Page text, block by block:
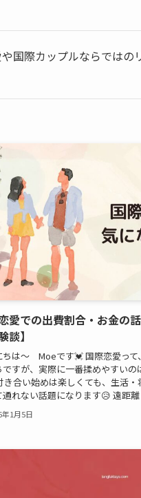
国際カップルならではの
愛での出費割合・お金の
談】
ちは〜 Moeです💓 国際恋愛って
ですが、実際に一番揉めやすいの
き合い始めは楽しくても、生活・
れない話題になります😥 遠距
年1月5日